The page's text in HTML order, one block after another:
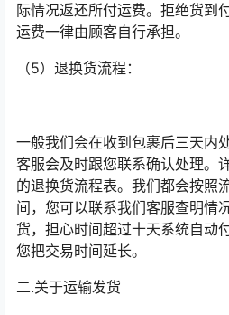
际情况返还所付运费。拒绝货到
运费一律由顾客自行承担。
（5）退换货流程：
一般我们会在收到包裹后三天内
客服会及时跟您联系确认处理。
的退换货流程表。我们都会按照
间，您可以联系我们客服查明情
货，担心时间超过十天系统自动
您把交易时间延长。
二.关于运输发货